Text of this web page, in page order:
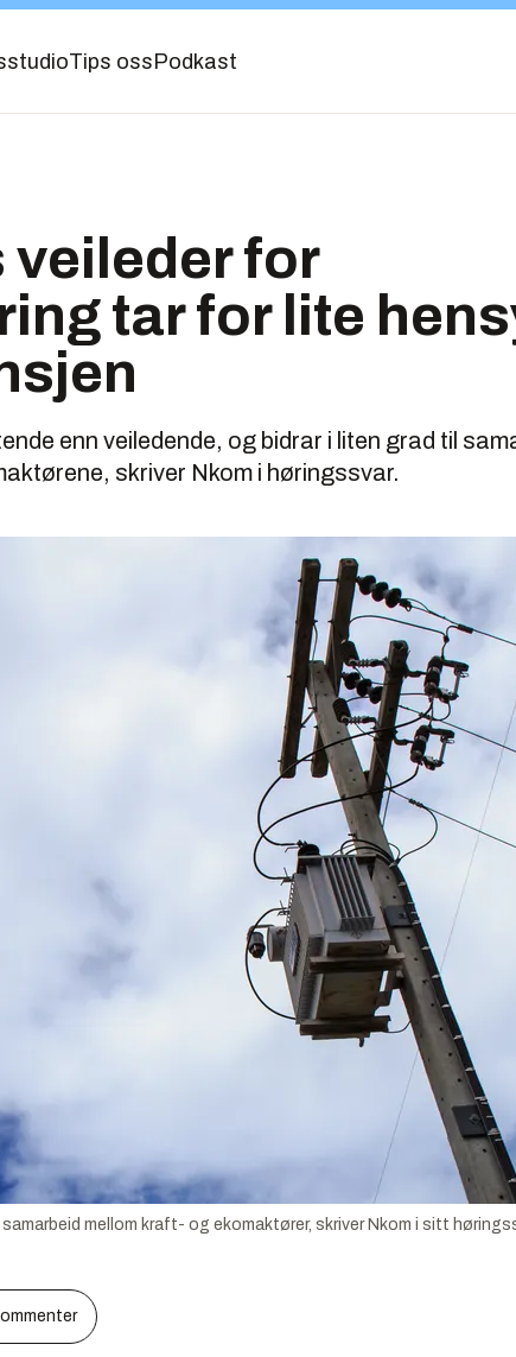
Tips oss Podkast
veileder for
tar for lite
enn veiledende, og bidrar i liten grad til
skriver Nkom i høringssvar.
mellom kraft- og ekomaktører, skriver Nkom i sitt